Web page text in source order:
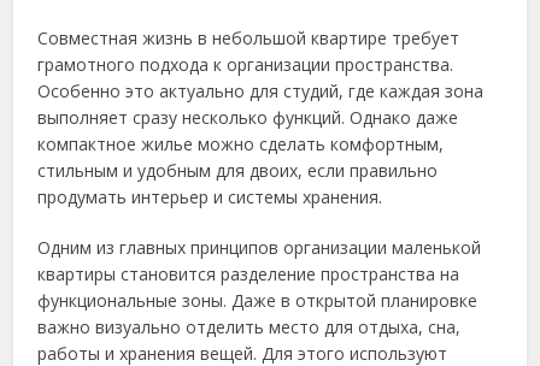
Совместная жизнь в небольшой квартире требует
грамотного подхода к организации пространства.
Особенно это актуально для студий, где каждая зона
выполняет сразу несколько функций. Однако даже
компактное жилье можно сделать комфортным,
стильным и удобным для двоих, если правильно
продумать интерьер и системы хранения.
Одним из главных принципов организации маленькой
квартиры становится разделение пространства на
функциональные зоны. Даже в открытой планировке
важно визуально отделить место для отдыха, сна,
работы и хранения вещей. Для этого используют